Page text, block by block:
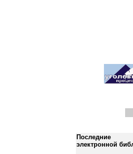
Последние
электронной